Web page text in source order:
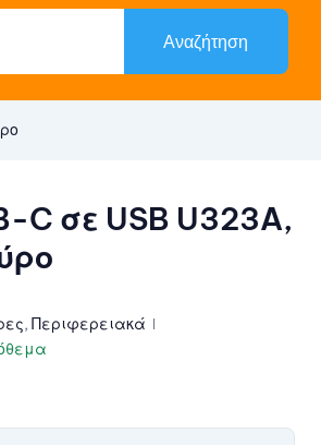
Αναζήτηση
C σε USB U323A,
, Περιφερειακά